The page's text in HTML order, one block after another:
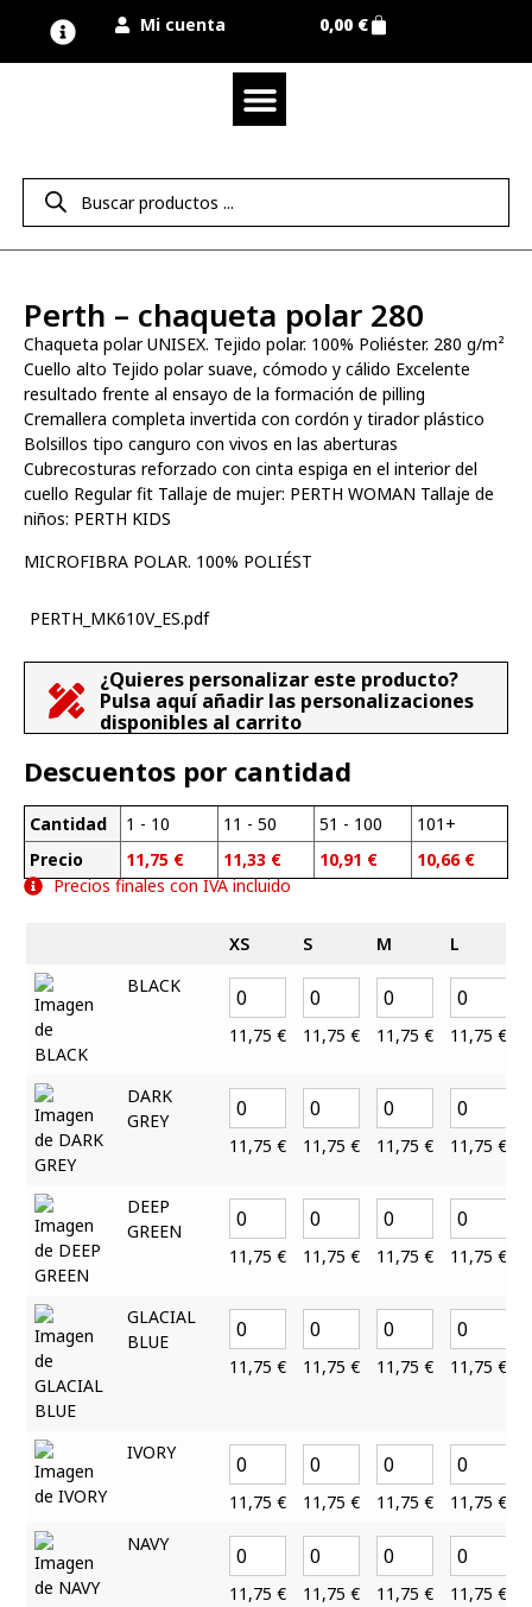
Mi cuenta 0,00 €
Perth – chaqueta polar 280
Chaqueta polar UNISEX. Tejido polar. 100% Poliéster. 280 g/m²
Cuello alto Tejido polar suave, cómodo y cálido Excelente
resultado frente al ensayo de la formación de pilling
Cremallera completa invertida con cordón y tirador plástico
Bolsillos tipo canguro con vivos en las aberturas
Cubrecosturas reforzado con cinta espiga en el interior del
cuello Regular fit Tallaje de mujer: PERTH WOMAN Tallaje de
niños: PERTH KIDS
MICROFIBRA POLAR. 100% POLIÉST
PERTH_MK610V_ES.pdf
¿Quieres personalizar este producto?
Pulsa aquí añadir las personalizaciones
disponibles al carrito
Descuentos por cantidad
Cantidad
Precio
1 - 10
11,75 €
11 - 50
11,33 €
51 - 100
10,91 €
101+
10,66 €
Precios finales con IVA incluido
XS S M L
BLACK
11,75 € 11,75 € 11,75 € 11,75 €
DARK
GREY
11,75 € 11,75 € 11,75 € 11,75 €
DEEP
GREEN
11,75 € 11,75 € 11,75 € 11,75 €
GLACIAL
BLUE
11,75 € 11,75 € 11,75 € 11,75 €
IVORY
11,75 € 11,75 € 11,75 € 11,75 €
NAVY
11,75 € 11,75 € 11,75 € 11,75 €